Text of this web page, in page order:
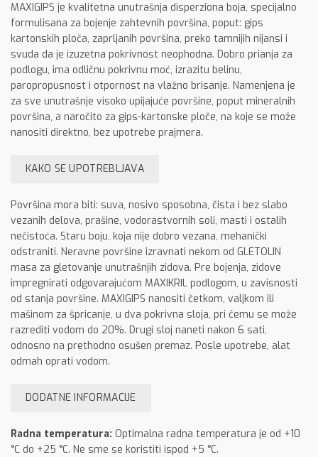
MAXIGIPS je kvalitetna unutrašnja disperziona boja, specijalno
formulisana za bojenje zahtevnih površina, poput: gips
kartonskih ploča, zaprljanih površina, preko tamnijih nijansi i
svuda da je izuzetna pokrivnost neophodna. Dobro prianja za
podlogu, ima odličnu pokrivnu moć, izrazitu belinu,
paropropusnost i otpornost na vlažno brisanje. Namenjena je
za sve unutrašnje visoko upijajuće površine, poput mineralnih
površina, a naročito za gips-kartonske ploče, na koje se može
nanositi direktno, bez upotrebe prajmera.
KAKO SE UPOTREBLJAVA
Površina mora biti: suva, nosivo sposobna, čista i bez slabo
vezanih delova, prašine, vodorastvornih soli, masti i ostalih
nečistoća. Staru boju, koja nije dobro vezana, mehanički
odstraniti. Neravne površine izravnati nekom od GLETOLIN
masa za gletovanje unutrašnjih zidova. Pre bojenja, zidove
impregnirati odgovarajućom MAXIKRIL podlogom, u zavisnosti
od stanja površine. MAXIGIPS nanositi četkom, valjkom ili
mašinom za špricanje, u dva pokrivna sloja, pri čemu se može
razrediti vodom do 20%. Drugi sloj naneti nakon 6 sati,
odnosno na prethodno osušen premaz. Posle upotrebe, alat
odmah oprati vodom.
DODATNE INFORMACIJE
Radna temperatura: Optimalna radna temperatura je od +10
°C do +25 °C. Ne sme se koristiti ispod +5 °C.